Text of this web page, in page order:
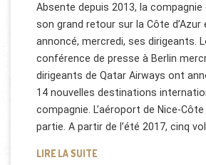
Absente depuis 2013, la
son grand retour sur la Côte d’Azur
annoncé, mercredi, ses dirigeants.
conférence de presse à Berlin
dirigeants de Qatar Airways ont
14 nouvelles destinations
compagnie. L’aéroport de Nice-Côte
partie. A partir de l’été 2017, cinq
LIRE LA SUITEDE NOUVELLES